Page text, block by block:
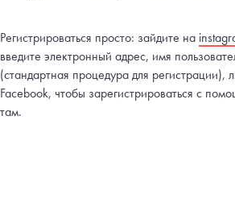
Регистрироваться просто: зайдите на
введите электронный адрес, имя
(стандартная процедура для регистрации),
Facebook, чтобы зарегистрироваться с
там.